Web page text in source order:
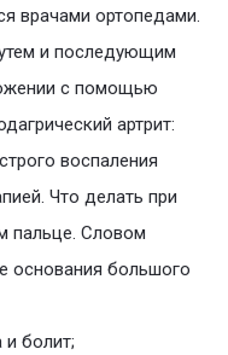
врачами ортопедами.
и последующим
с помощью
артрит:
воспаления
Что делать при
пальце. Словом
основания большого
болит;